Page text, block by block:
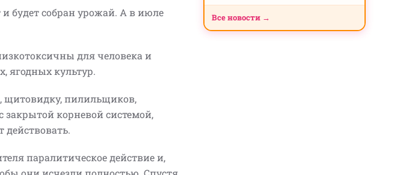
будет собран урожай. А в июле
для человека и
ягодных культур.
щитовидку, пилильщиков,
закрытой корневой системой,
действовать.
паралитическое действие и,
Все новости →